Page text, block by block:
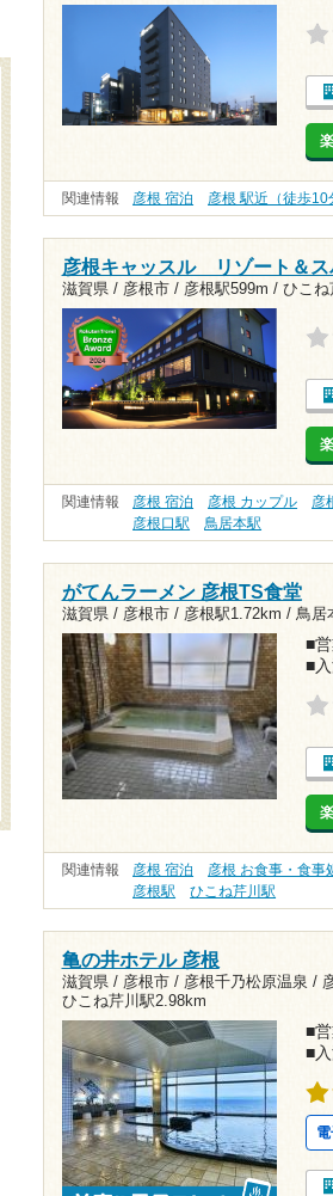
関連情報 彦根 宿泊 彦根 駅近（徒歩10
彦根キャッスル リゾート＆ス
滋賀県 / 彦根市 / 彦根駅599m / ひこね
関連情報 彦根 宿泊 彦根 カップル 彦
彦根口駅
鳥居本駅
がてんラーメン 彦根TS食堂
滋賀県 / 彦根市 / 彦根駅1.72km / 鳥居
■
■
関連情報 彦根 宿泊 彦根 お食事・食事
彦根駅
ひこね芹川駅
亀の井ホテル 彦根
滋賀県 / 彦根市 / 彦根千乃松原温泉 /
ひこね芹川駅2.98km
■
■